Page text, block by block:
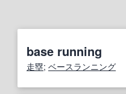
base running
走塁; ベースランニング